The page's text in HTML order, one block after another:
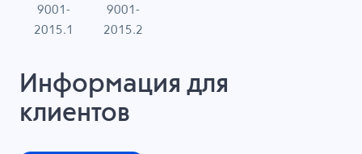
9001-
2015.1
9001-
2015.2
Информация для
клиентов